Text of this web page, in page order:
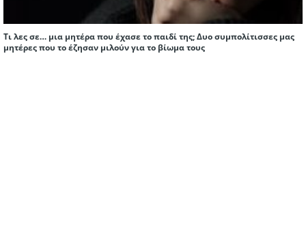
Τι λες σε… μια μητέρα που έχασε το παιδί της; Δυο συμπολίτισσες μας
μητέρες που το έζησαν μιλούν για το βίωμα τους